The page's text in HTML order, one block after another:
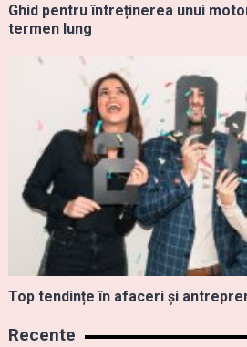
Ghid pentru întreținerea unui
termen lung
Top tendințe în afaceri și
Recente